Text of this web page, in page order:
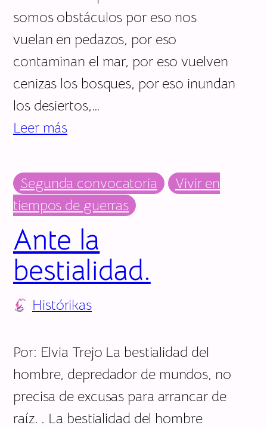
somos obstáculos por eso nos
vuelan en pedazos, por eso
contaminan el mar, por eso vuelven
cenizas los bosques, por eso inundan
los desiertos,…
Leer más
Segunda convocatoria
Vivir en
tiempos de guerras
Ante la
bestialidad.
Histórikas
Por: Elvia Trejo La bestialidad del
hombre, depredador de mundos, no
precisa de excusas para arrancar de
raíz. . La bestialidad del hombre